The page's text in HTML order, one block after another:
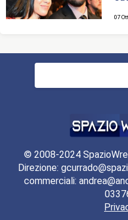
07
Ricerca
© 2008-2024
Direzione:
commerciali: